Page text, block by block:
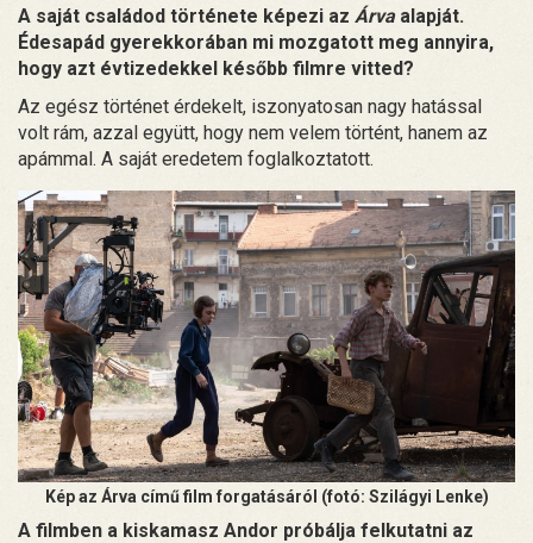
A saját családod története képezi az Árvaalapját.
Édesapád gyerekkorában mi mozgatott meg annyira,
hogy azt évtizedekkel később filmre vitted?
Az egész történet érdekelt, iszonyatosan nagy hatással
volt rám, azzal együtt, hogy nem velem történt, hanem az
apámmal. A saját eredetem foglalkoztatott.
Kép az Árva című film forgatásáról (fotó: Szilágyi Lenke)
A filmben a kiskamasz Andor próbálja felkutatni az